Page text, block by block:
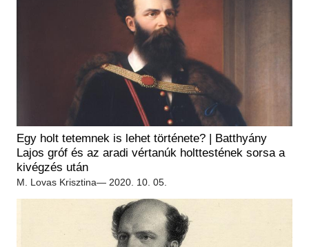
Egy holt tetemnek is lehet története? | Batthyány
Lajos gróf és az aradi vértanúk holttestének sorsa a
kivégzés után
M. Lovas Krisztina— 2020. 10. 05.